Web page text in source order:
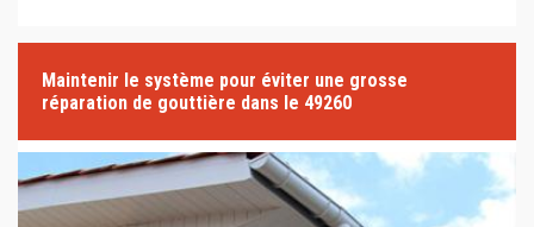
Maintenir le système pour éviter une grosse
réparation de gouttière dans le 49260